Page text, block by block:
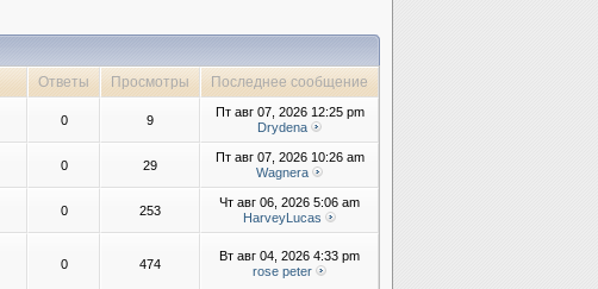
Ответы Просмотры
Последнее сообщение
0 9
Пт авг 07, 2026 12:25 pm
Drydena
0 29
Пт авг 07, 2026 10:26 am
Wagnera
0 253
Чт авг 06, 2026 5:06 am
HarveyLucas
0 474
Вт авг 04, 2026 4:33 pm
rose peter